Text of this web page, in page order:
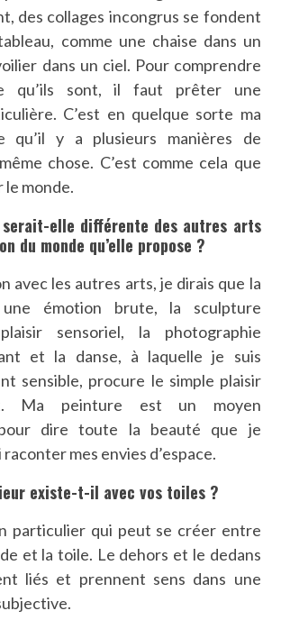
des collages incongrus se fondent
comme une chaise dans un
dans un ciel. Pour comprendre
qu’ils sont, il faut prêter une
C’est en quelque sorte ma
qu’il y a plusieurs manières de
chose. C’est comme cela que
le monde.
elle différente des autres arts
du monde qu’elle propose ?
avec les autres arts, je dirais que la
émotion brute, la sculpture
sensoriel, la photographie
et la danse, à laquelle je suis
sensible, procure le simple plaisir
Ma peinture est un moyen
pour dire toute la beauté que je
mes envies d’espace.
existe-t-il avec vos toiles ?
particulier qui peut se créer entre
et la toile. Le dehors et le dedans
liés et prennent sens dans une